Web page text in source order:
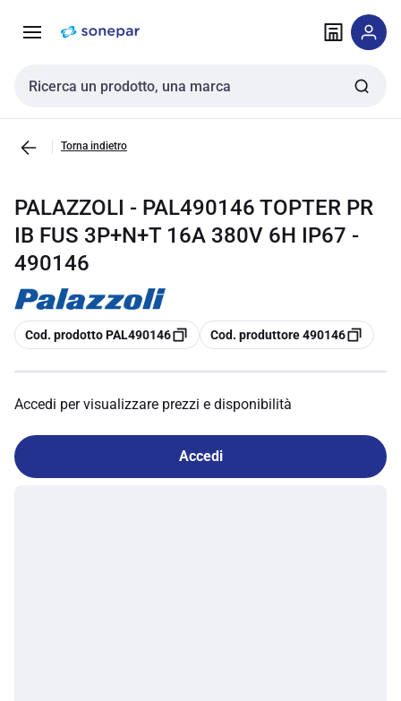
navigazione alla
Cerca input
Torna indietro
PALAZZOLI - PAL490146 TOPTER PR
IB FUS 3P+N+T 16A 380V 6H IP67 -
490146
copia
Cod. prodotto PAL490146 copia
Cod. produttore 490146
Accedi per visualizzare prezzi e disponibilità
Accedi